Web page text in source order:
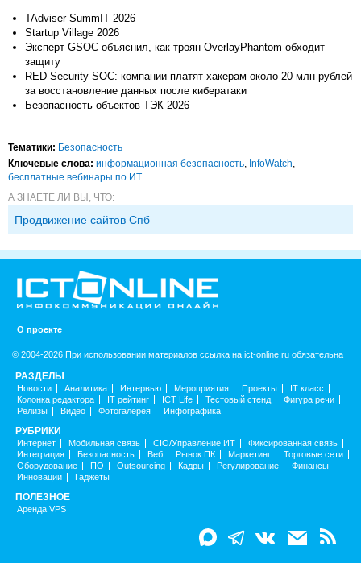
TAdviser SummIT 2026
Startup Village 2026
Эксперт GSOC объяснил, как троян OverlayPhantom обходит
защиту
RED Security SOC: компании платят хакерам около 20 млн рублей
за восстановление данных после кибератаки
Безопасность объектов ТЭК 2026
Тематики: Безопасность
Ключевые слова: информационная безопасность InfoWatch
бесплатные вебинары по ИТ
А ЗНАЕТЕ ЛИ ВЫ, ЧТО:
Продвижение сайтов Спб
О проекте
© 2004-2026 При использовании материалов ссылка на ict-online.ru обязательна
РАЗДЕЛЫ
Новости Аналитика Интервью Мероприятия Проекты
IT класс
Колонка редактора
IT рейтинг ICT Life Тестовый стенд
Фигура речи
Релизы
Видео Фотогалерея Инфографика
РУБРИКИ
Интернет Мобильная связь CIO/Управление ИТ
Фиксированная связь
Интеграция
Безопасность Веб Рынок ПК Маркетинг
Торговые сети
Оборудование
ПО Outsourcing Кадры Регулирование
Финансы
Инновации
Гаджеты
ПОЛЕЗНОЕ
Аренда VPS